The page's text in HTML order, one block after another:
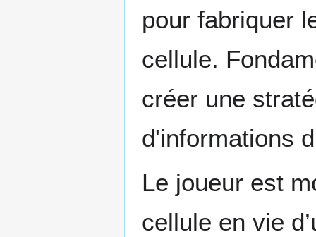
pour fabriquer
cellule.
créer une
d'informations
Le joueur est
cellule en vie